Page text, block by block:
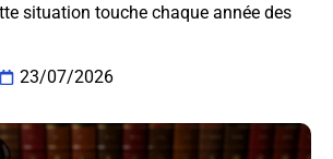
situation touche chaque année des
23/07/2026